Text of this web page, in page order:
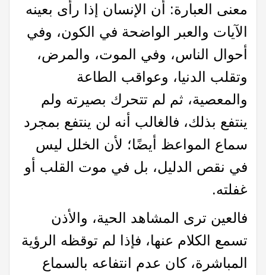
معنى العبارة: أن الإنسان إذا رأى بعينه
الآيات والعبر الواضحة في الكون، وفي
أحوال الناس، وفي الموت، والمرض،
وتقلب الدنيا، وعواقب الطاعة
والمعصية، ثم لم تتحرك بصيرته ولم
ينتفع بذلك، فالغالب أنه لن ينتفع بمجرد
سماع المواعظ أيضًا؛ لأن الخلل ليس
في نقص الدليل، بل في موت القلب أو
غفلته.
فالعين ترى المشاهد الحية، والأذن
تسمع الكلام عنها، فإذا لم توقظه الرؤية
المباشرة، كان عدم انتفاعه بالسماع